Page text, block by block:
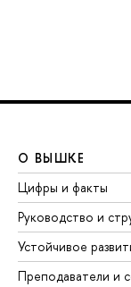
О ВЫШКЕ
Цифры и факты
Руководство и
Устойчивое
Преподаватели и